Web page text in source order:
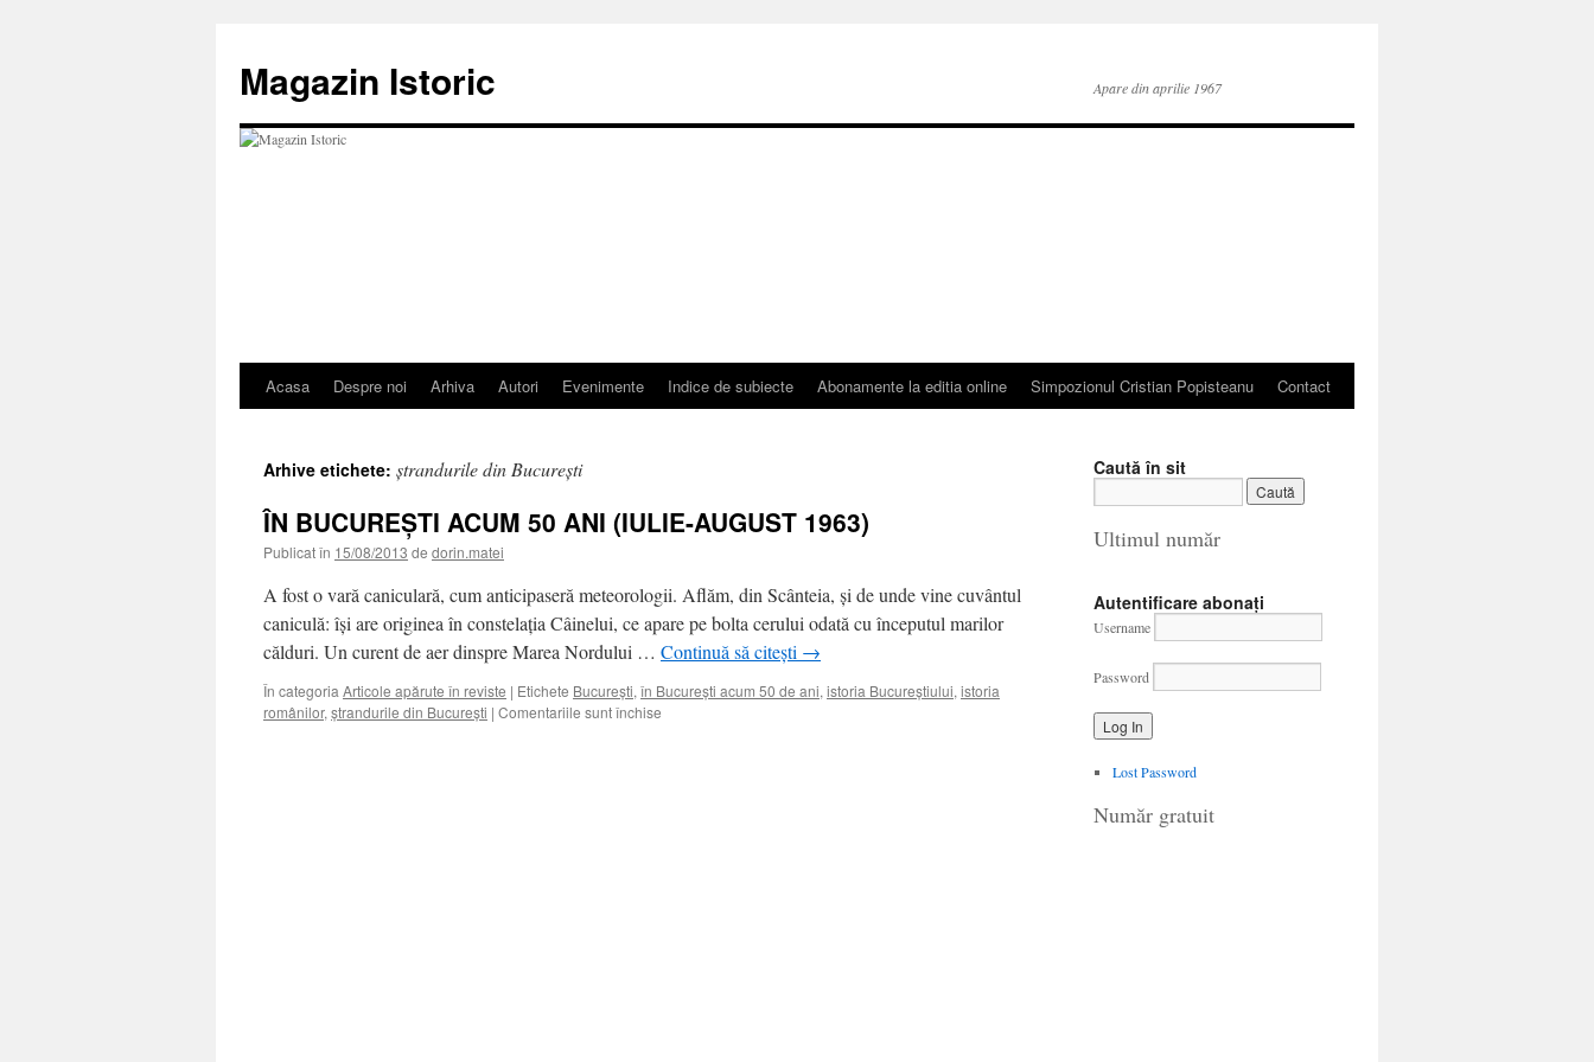
conținut
Magazin Istoric Apare din aprilie 1967
Acasa Despre noi Arhiva Autori Evenimente Indice de subiecte Abonamente la editia online Simpozionul Cristian Popisteanu Contact
Arhive etichete: ştrandurile din Bucureşti
ÎN BUCUREŞTI ACUM 50 ANI (IULIE-AUGUST 1963)
Publicat în 15/08/2013 de dorin.matei
A fost o vară caniculară, cum anticipaseră meteorologii. Aflăm, din Scânteia, şi de unde vine cuvântul
caniculă: îşi are originea în constelaţia Câinelui, ce apare pe bolta cerului odată cu începutul marilor
călduri. Un curent de aer dinspre Marea Nordului … Continuă să citești →
În categoria Articole apărute în reviste | Etichete Bucureşti, în Bucureşti acum 50 de ani, istoria Bucureştiului, istoria
românilor, ştrandurile din Bucureşti | Comentariile sunt închise
Caută în sit
Ultimul număr
Autentificare abonați
Username
Password
Lost Password
Număr gratuit